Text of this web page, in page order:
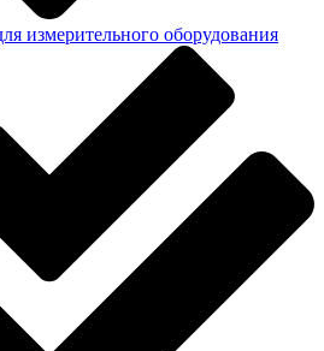
измерительного оборудования